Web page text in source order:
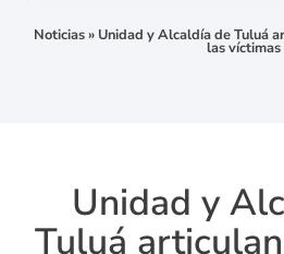
Noticias» Unidad y Alcaldía de Tuluá
las víctimas
Unidad y
Tuluá